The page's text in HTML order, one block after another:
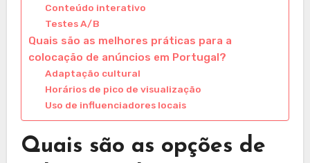
Conteúdo interativo
Testes A/B
Quais são as melhores práticas para a
colocação de anúncios em Portugal?
Adaptação cultural
Horários de pico de visualização
Uso de influenciadores locais
Quais são as opções de